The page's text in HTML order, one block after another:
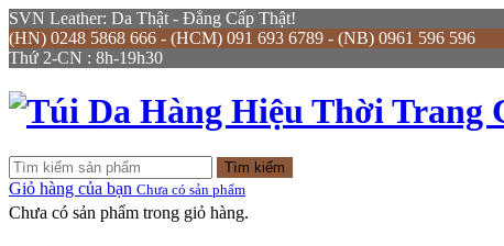
SVN Leather: Da Thật - Đẳng Cấp Thật!
(HN) 0248 5868 666 - (HCM) 091 693 6789 - (NB) 0961 596 596
Thứ 2-CN : 8h-19h30
Tìm kiếm
Giỏ hàng của bạn Chưa có sản phẩm
Chưa có sản phẩm trong giỏ hàng.